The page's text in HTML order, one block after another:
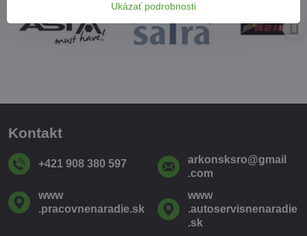
Kontakt
+421 908 380 597
arkonsksro​@gmail​
.com
www​
.pracovnenaradie​.sk
www​
.autoservisnenaradie​
.sk
Ukázať podrobnosti